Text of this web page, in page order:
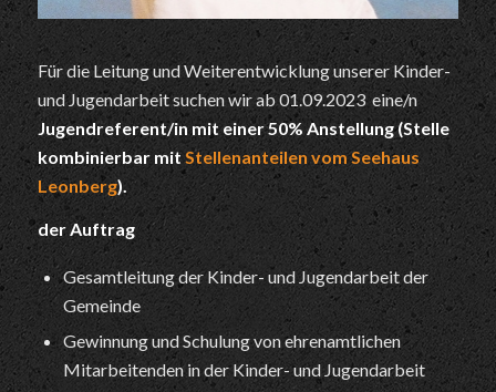
Für die Leitung und Weiterentwicklung unserer Kinder-
und Jugendarbeit suchen wir ab 01.09.2023 eine/n
Jugendreferent/in mit einer 50% Anstellung (Stelle
kombinierbar mit Stellenanteilen vom Seehaus
Leonberg).
der Auftrag
Gesamtleitung der Kinder- und Jugendarbeit der
Gemeinde
Gewinnung und Schulung von ehrenamtlichen
Mitarbeitenden in der Kinder- und Jugendarbeit